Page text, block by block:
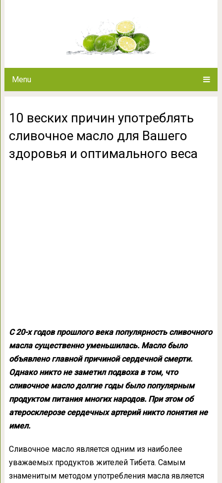
Menu
здоровья и
10 веских причин употреблять
сливочное масло для Вашего
здоровья и оптимального веса
С 20-х годов прошлого века популярность сливочного
масла существенно уменьшилась. Масло было
объявлено главной причиной сердечной смерти.
Однако никто не заметил подвоха в том, что
сливочное масло долгие годы было популярным
продуктом питания многих народов. При этом об
атеросклерозе сердечных артерий никто понятия не
имел.
Сливочное масло является одним из наиболее
уважаемых продуктов жителей Тибета. Самым
знаменитым методом употребления масла является